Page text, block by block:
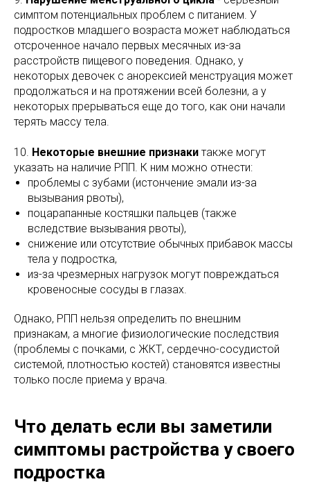
симптом потенциальных проблем с питанием. У
подростков младшего возраста может наблюдаться
отсроченное начало первых месячных из-за
расстройств пищевого поведения. Однако, у
некоторых девочек с анорексией менструация может
продолжаться и на протяжении всей болезни, а у
некоторых прерываться еще до того, как они начали
терять массу тела.
10. Некоторые внешние признаки также могут
указать на наличие РПП. К ним можно отнести:
проблемы с зубами (истончение эмали из-за
вызывания рвоты),
поцарапанные костяшки пальцев (также
вследствие вызывания рвоты),
снижение или отсутствие обычных прибавок массы
тела у подростка,
из-за чрезмерных нагрузок могут повреждаться
кровеносные сосуды в глазах.
Однако, РПП нельзя определить по внешним
признакам, а многие физиологические последствия
(проблемы с почками, с ЖКТ, сердечно-сосудистой
системой, плотностью костей) становятся известны
только после приема у врача.
Что делать если вы заметили
симптомы растройства у своего
подростка